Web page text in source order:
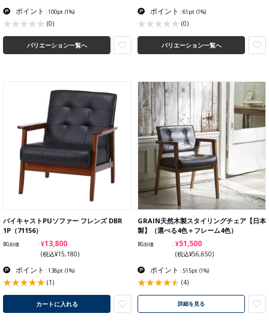
ポイント : 100pt (1%)
(0)
バリエーション一覧へ
ポイント : 61pt (1%)
(0)
バリエーション一覧へ
バイキャストPUソファー フレンズ DBR
1P（71156）
BG卸価 ¥13,800
(税込¥15,180)
ポイント : 138pt (1%)
(1)
カートに入れる
GRAIN天然木製スタイリングチェア【日本
製】（選べる4色＋フレーム4色）
BG卸価 ¥51,500
(税込¥56,650)
ポイント : 515pt (1%)
(4)
詳細を見る